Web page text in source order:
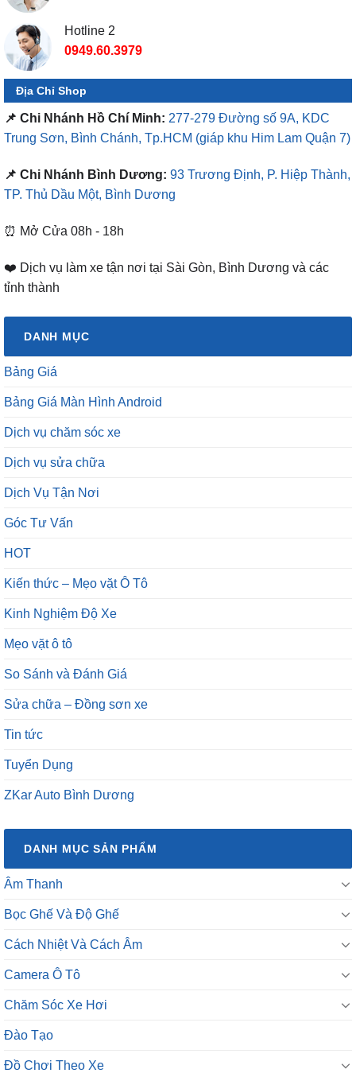
Hotline 2
0949.60.3979
Địa Chỉ Shop
📌 Chi Nhánh Hồ Chí Minh: 277-279 Đường số 9A, KDC
Trung Sơn, Bình Chánh, Tp.HCM (giáp khu Him Lam Quận 7)
📌 Chi Nhánh Bình Dương: 93 Trương Định, P. Hiệp Thành,
TP. Thủ Dầu Một, Bình Dương
⏰ Mở Cửa 08h - 18h
❤️ Dịch vụ làm xe tận nơi tại Sài Gòn, Bình Dương và các
tỉnh thành
DANH MỤC
Bảng Giá
Bảng Giá Màn Hình Android
Dịch vụ chăm sóc xe
Dịch vụ sửa chữa
Dịch Vụ Tận Nơi
Góc Tư Vấn
HOT
Kiến thức – Mẹo vặt Ô Tô
Kinh Nghiệm Độ Xe
Mẹo vặt ô tô
So Sánh và Đánh Giá
Sửa chữa – Đồng sơn xe
Tin tức
Tuyển Dụng
ZKar Auto Bình Dương
DANH MỤC SẢN PHẨM
Âm Thanh
Bọc Ghế Và Độ Ghế
Cách Nhiệt Và Cách Âm
Camera Ô Tô
Chăm Sóc Xe Hơi
Đào Tạo
Đồ Chơi Theo Xe